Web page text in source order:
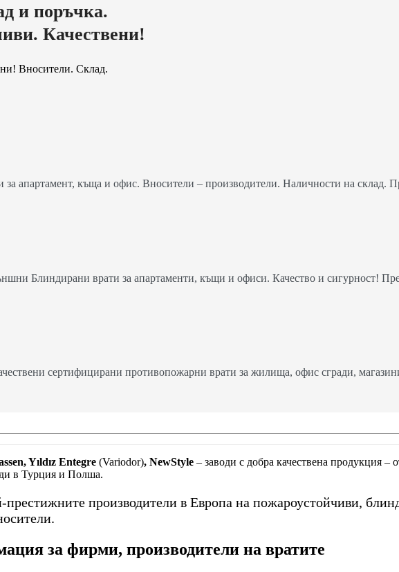
и поръчка.
Качествени!
Вносители. Склад.
апартамент, къща и офис. Вносители – производители. Наличности на склад.
Блиндирани врати за апартаменти, къщи и офиси. Качество и сигурност!
сертифицирани противопожарни врати за жилища, офис сгради,
Yıldız Entegre (Variodor), NewStyle – заводи с добра качествена продукция
в Турция и Полша.
производители в Европа на пожароустойчиви,
за фирми, производители на вратите